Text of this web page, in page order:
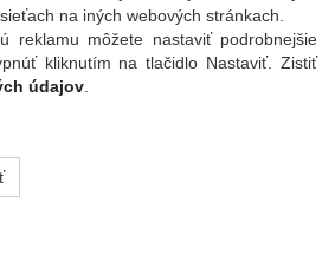
Prihlásiť
na iných webových stránkach.
reklamu môžete nastaviť podrobnejšie
kliknutím na tlačidlo Nastaviť. Zistiť
údajov